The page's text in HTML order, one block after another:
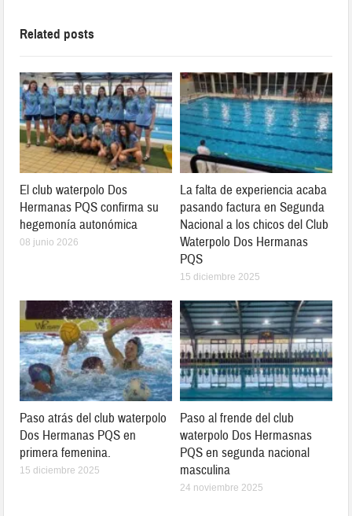
Related posts
El club waterpolo Dos
Hermanas PQS confirma su
hegemonía autonómica
08 junio 2026
La falta de experiencia acaba
pasando factura en Segunda
Nacional a los chicos del Club
Waterpolo Dos Hermanas
PQS
15 diciembre 2025
Paso atrás del club waterpolo
Dos Hermanas PQS en
primera femenina.
15 diciembre 2025
Paso al frende del club
waterpolo Dos Hermasnas
PQS en segunda nacional
masculina
24 noviembre 2025